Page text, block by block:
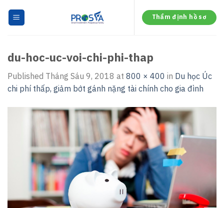
Thẩm định hồ sơ
du-hoc-uc-voi-chi-phi-thap
Published Tháng Sáu 9, 2018 at 800 × 400 in Du học Úc
chi phí thấp, giảm bớt gánh nặng tài chính cho gia đình